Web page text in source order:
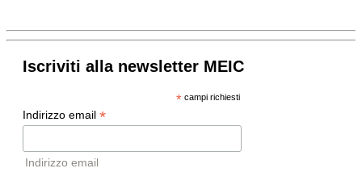
Iscriviti alla newsletter MEIC
*campi richiesti
Indirizzo email *
Indirizzo email